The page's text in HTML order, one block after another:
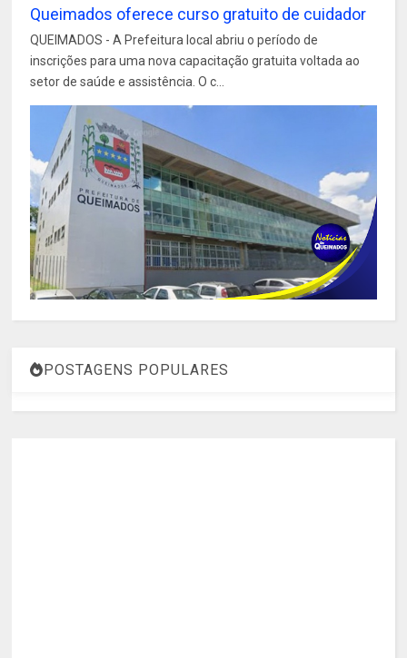
Queimados oferece curso gratuito de cuidador
QUEIMADOS - A Prefeitura local abriu o período de
inscrições para uma nova capacitação gratuita voltada ao
setor de saúde e assistência. O c...
POSTAGENS POPULARES